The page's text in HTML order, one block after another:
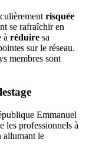
risquée
se rafraîchir en
à réduire sa
sur le réseau.
membres sont
Emmanuel
les professionnels à
allumant le